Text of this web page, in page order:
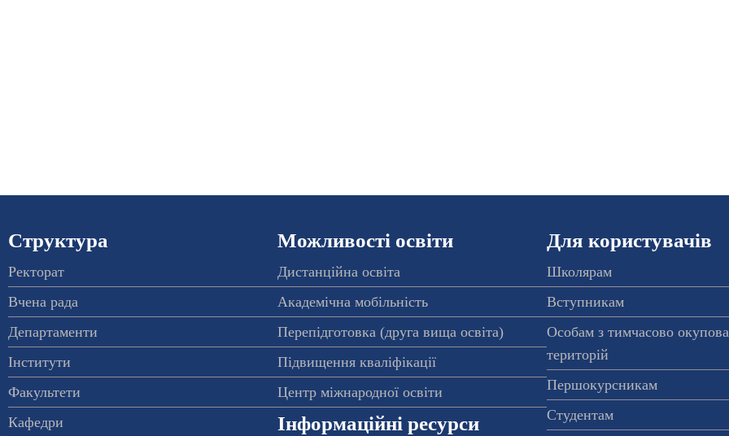
Структура
Ректорат
Вчена рада
Департаменти
Інститути
Факультети
Кафедри
Можливості освіти
Дистанційна освіта
Академічна мобільність
Перепідготовка (друга вища освіта)
Підвищення кваліфікації
Центр міжнародної освіти
Інформаційні ресурси
Для користувачів
Школярам
Вступникам
Особам з тимчасово
територій
Першокурсникам
Студентам